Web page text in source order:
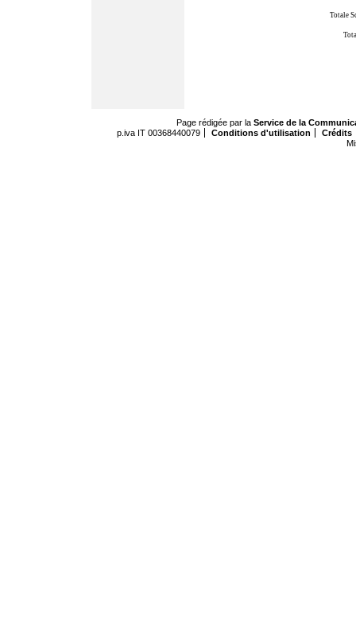
Totale
Page rédigée par la Service de la
p.iva IT 00368440079
Conditions d'utilisation
Crédits